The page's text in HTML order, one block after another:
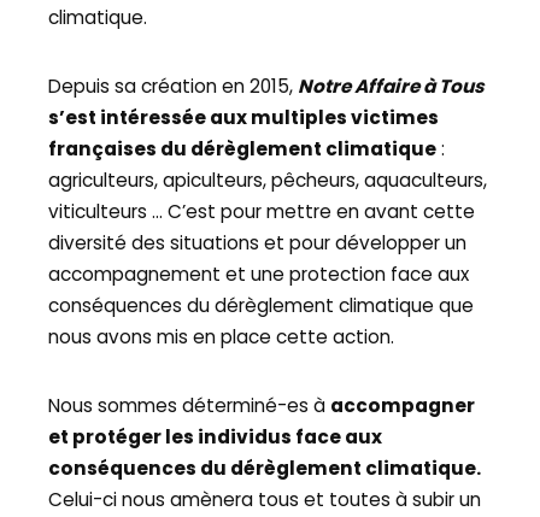
climatique.
Depuis sa création en 2015, Notre Affaire à Tous
s’est intéressée aux multiples victimes
françaises du dérèglement climatique:
agriculteurs, apiculteurs, pêcheurs, aquaculteurs,
viticulteurs … C’est pour mettre en avant cette
diversité des situations et pour développer un
accompagnement et une protection face aux
conséquences du dérèglement climatique que
nous avons mis en place cette action.
Nous sommes déterminé-es à accompagner
et protéger les individus face aux
conséquences du dérèglement climatique.
Celui-ci nous amènera tous et toutes à subir un